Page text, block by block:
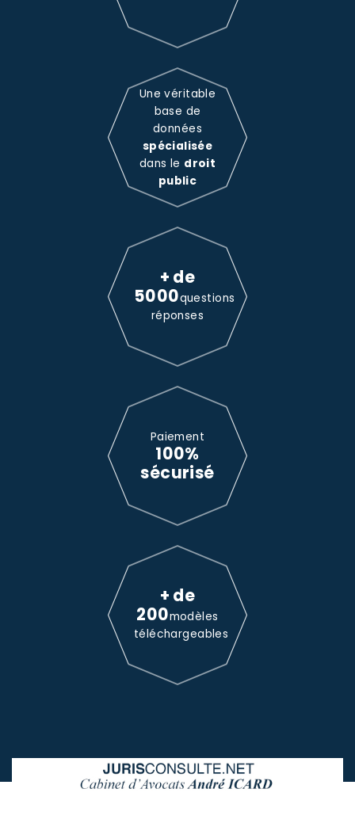
Une véritable
base de
données
spécialisée
dans le droit
public
+ de
5000questions
réponses
Paiement
100%
sécurisé
+ de
200modèles
téléchargeables